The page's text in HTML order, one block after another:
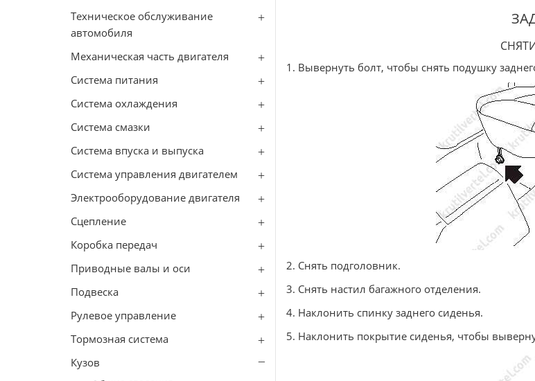
Техническое обслуживание
автомобиля
Механическая часть двигателя
Система питания
Система охлаждения
Система смазки
Система впуска и выпуска
Система управления двигателем
Электрооборудование двигателя
Сцепление
Коробка передач
Приводные валы и оси
Подвеска
Рулевое управление
Тормозная система
Кузов
1. Вывернуть болт, чтобы снять подушку
2. Снять подголовник.
3. Снять настил багажного отделения.
4. Наклонить спинку заднего сиденья.
5. Наклонить покрытие сиденья, чтобы